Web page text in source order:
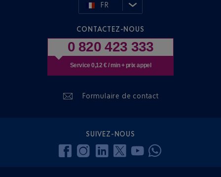
FR
CONTACTEZ-NOUS
0 820 423 333
Service 0,12 € / min + prix appel
Formulaire de contact
SUIVEZ-NOUS